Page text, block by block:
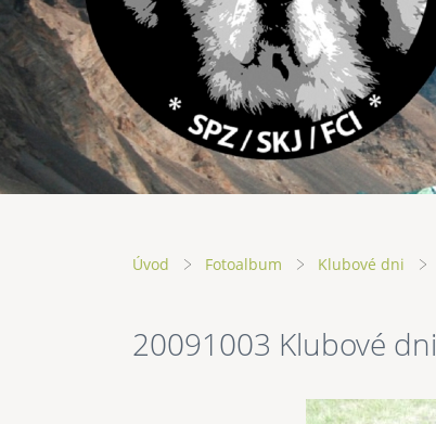
Úvod Fotoalbum Klubové dni
20091003 Klubové dni